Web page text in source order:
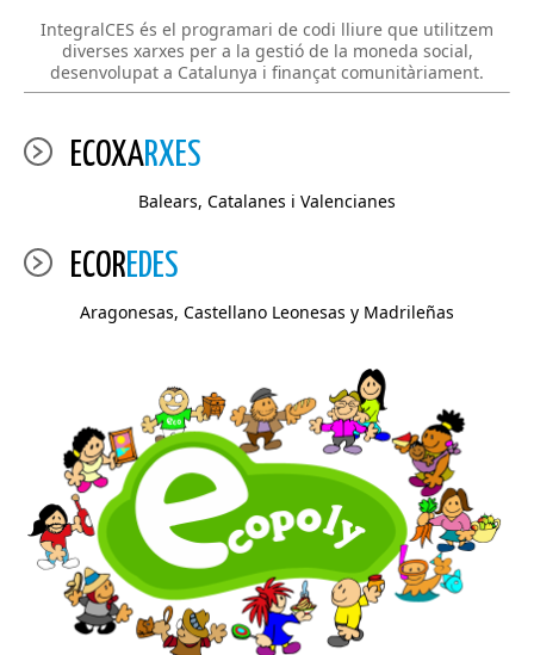
IntegralCES és el programari de codi lliure que utilitzem
diverses xarxes per a la gestió de la moneda social,
desenvolupat a Catalunya i finançat comunitàriament.
ECOXARXES
Balears, Catalanes i Valencianes
ECOREDES
Aragonesas, Castellano Leonesas y Madrileñas